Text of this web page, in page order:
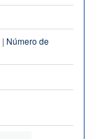
| Número de